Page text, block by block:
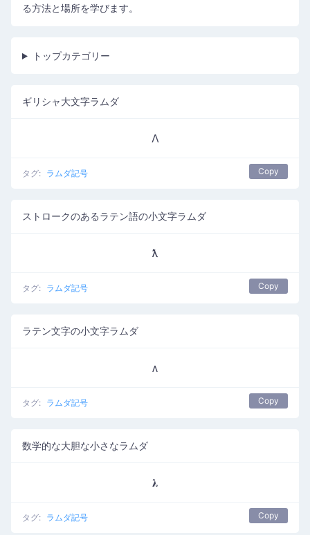
る方法と場所を学びます。
トップカテゴリー
ギリシャ大文字ラムダ
Λ
タグ: ラムダ記号 Copy
ストロークのあるラテン語の小文字ラムダ
ƛ
タグ: ラムダ記号 Copy
ラテン文字の小文字ラムダ
ᴧ
タグ: ラムダ記号 Copy
数学的な大胆な小さなラムダ
𝛌
タグ: ラムダ記号 Copy